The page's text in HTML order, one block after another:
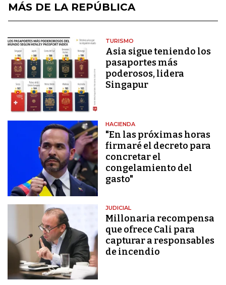
MÁS DE LA REPÚBLICA
TURISMO
Asia sigue teniendo los
pasaportes más
poderosos, lidera
Singapur
HACIENDA
"En las próximas horas
firmaré el decreto para
concretar el
congelamiento del
gasto"
JUDICIAL
Millonaria recompensa
que ofrece Cali para
capturar a responsables
de incendio